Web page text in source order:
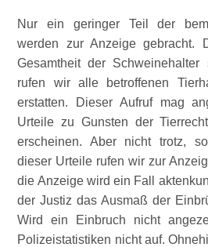
Nur ein geringer Teil der
werden zur Anzeige gebracht.
Gesamtheit der
rufen wir alle betroffenen
erstatten. Dieser Aufruf mag
Urteile zu Gunsten der
erscheinen. Aber nicht trotz,
dieser Urteile rufen wir zur
die Anzeige wird ein Fall
der Justiz das Ausmaß der
Wird ein Einbruch nicht
Polizeistatistiken nicht auf.